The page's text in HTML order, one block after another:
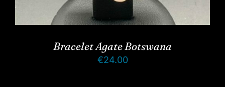
Bracelet Agate Botswana
€24.00